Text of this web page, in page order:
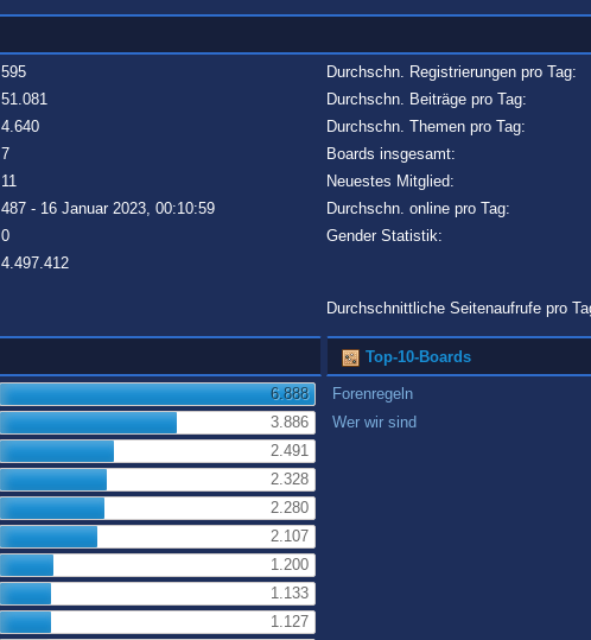
595
51.081
4.640
7
11
487 - 16 Januar 2023, 00:10:59
0
4.497.412
Durchschn. Registrierungen pro Tag:
Durchschn. Beiträge pro Tag:
Durchschn. Themen pro Tag:
Boards insgesamt:
Neuestes Mitglied:
Durchschn. online pro Tag:
Gender Statistik:
Durchschnittliche Seitenaufrufe pro
6.888
3.886
2.491
2.328
2.280
2.107
1.200
1.133
1.127
Top-10-Boards
Forenregeln
Wer wir sind